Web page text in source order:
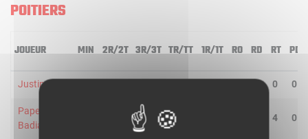
POITIERS
JOUEUR MIN 2R/2T 3R/3T TR/TT 1R/1T RO RD RT PD
Justin Gray 0 0
Pape
Badiane
0/0 33.3 4 0